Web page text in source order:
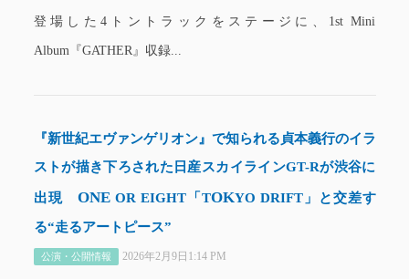
登場した4トントラックをステージに、1st Mini
Album『GATHER』収録...
『新世紀エヴァンゲリオン』で知られる貞本義行のイラ
ストが描き下ろされた日産スカイラインGT-Rが渋谷に
出現 ONEOR EIGHT「TOKYO DRIFT」と交差す
る“走るアートピース”
公演・公開情報 2026年2月9日1:14 PM